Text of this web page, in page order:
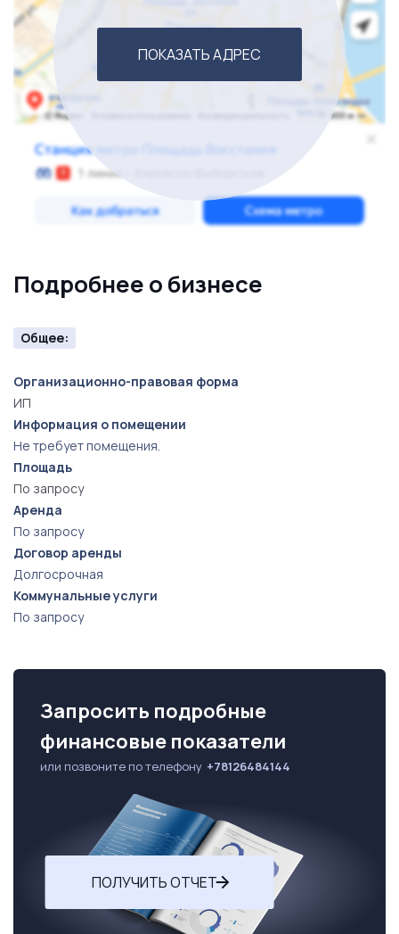
ПОКАЗАТЬ АДРЕС
Подробнее о бизнесе
Общее:
Организационно-правовая форма
ИП
Информация о помещении
Не требует помещения.
Площадь
По запросу
Аренда
По запросу
Договор аренды
Долгосрочная
Коммунальные услуги
По запросу
Запросить подробные
финансовые показатели
или позвоните по телефону +78126484144
ПОЛУЧИТЬ ОТЧЕТ